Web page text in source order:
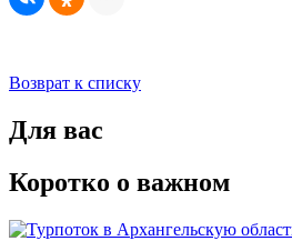
Возврат к списку
Для вас
Коротко о важном